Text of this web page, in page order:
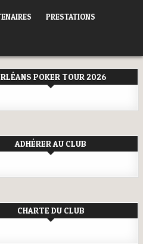
PRESTATIONS
POKER TOUR 2026
ADHÉRER AU CLUB
CHARTE DU CLUB